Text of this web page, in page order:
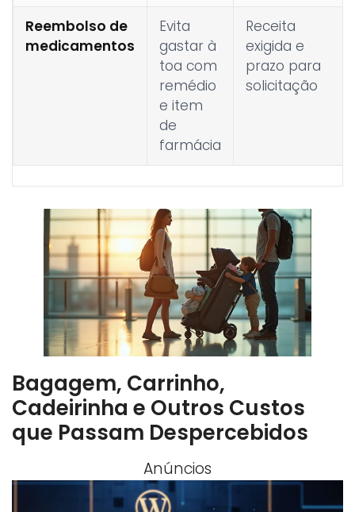
Reembolso de
medicamentos
Evita
gastar à
toa com
remédio
e item
de
farmácia
Receita
exigida e
prazo para
solicitação
Bagagem, Carrinho,
Cadeirinha e Outros Custos
que Passam Despercebidos
Anúncios